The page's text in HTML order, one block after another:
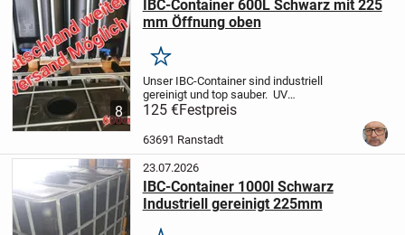
8
IBC-Container 600L Schwarz mit 225
mm Öffnung oben
Merken
Unser IBC-Container sind industriell
gereinigt und top sauber. UV
undurchlässig . Maße Länge 120cm
Breite 80 cm Höhe 100 cm Gewicht ca 30
kg. Mit Holzpalette. Konstoff Palette
kann für 15€...
125 €Festpreis
63691 Ranstadt
23.07.2026
IBC-Container 1000l Schwarz
Industriell gereinigt 225mm